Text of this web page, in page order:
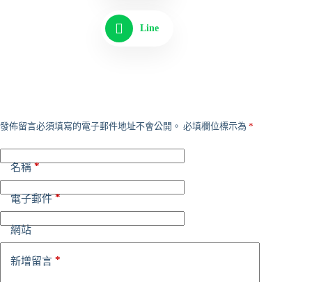
Line
發佈留言必須填寫的電子郵件地址不會公開。 必填欄位標示為 *
名稱*
電子郵件*
網站
新增留言 *